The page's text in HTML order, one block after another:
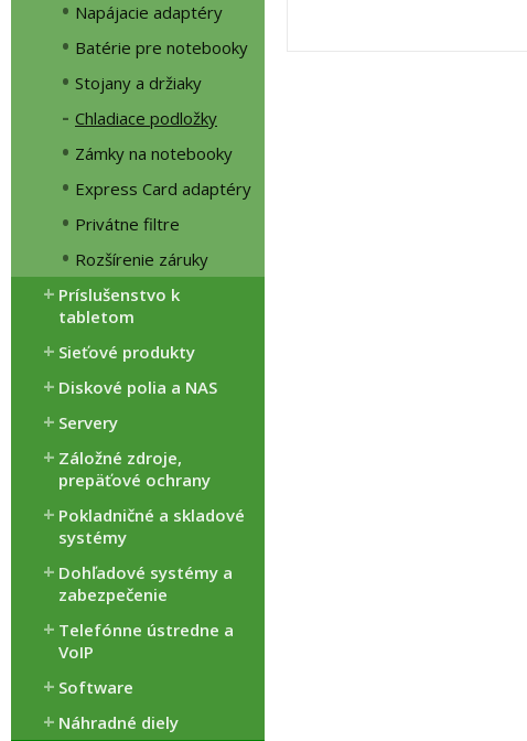
Napájacie adaptéry
Batérie pre notebooky
Stojany a držiaky
Chladiace podložky
Zámky na notebooky
Express Card adaptéry
Privátne filtre
Rozšírenie záruky
Príslušenstvo k
tabletom
Sieťové produkty
Diskové polia a NAS
Servery
Záložné zdroje,
prepäťové ochrany
Pokladničné a skladové
systémy
Dohľadové systémy a
zabezpečenie
Telefónne ústredne a
VoIP
Software
Náhradné diely